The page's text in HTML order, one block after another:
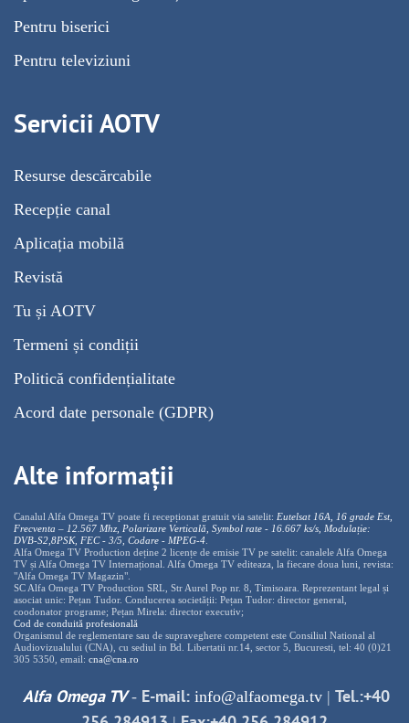
Pentru biserici
Pentru televiziuni
Servicii AOTV
Resurse descărcabile
Recepție canal
Aplicația mobilă
Revistă
Tu și AOTV
Termeni și condiții
Politică confidențialitate
Acord date personale (GDPR)
Alte informații
Canalul Alfa Omega TV poate fi recepționat gratuit via satelit: Eutelsat 16A, 16 grade Est,
Frecventa – 12.567 Mhz, Polarizare Verticală, Symbol rate - 16.667 ks/s, Modulație:
DVB-S2,8PSK, FEC - 3/5, Codare - MPEG-4.
Alfa Omega TV Production deține 2 licențe de emisie TV pe satelit: canalele Alfa Omega
TV și Alfa Omega TV Internațional. Alfa Omega TV editeaza, la fiecare doua luni, revista:
"Alfa Omega TV Magazin".
SC Alfa Omega TV Production SRL, Str Aurel Pop nr. 8, Timisoara. Reprezentant legal și
asociat unic: Pețan Tudor. Conducerea societății: Pețan Tudor: director general,
coodonator programe; Pețan Mirela: director executiv;
Cod de conduită profesională
Organismul de reglementare sau de supraveghere competent este Consiliul National al
Audiovizualului (CNA), cu sediul in Bd. Libertatii nr.14, sector 5, Bucuresti, tel: 40 (0)21
305 5350, email: cna@cna.ro
Alfa Omega TV- E-mail: info@alfaomega.tv | Tel.:+40